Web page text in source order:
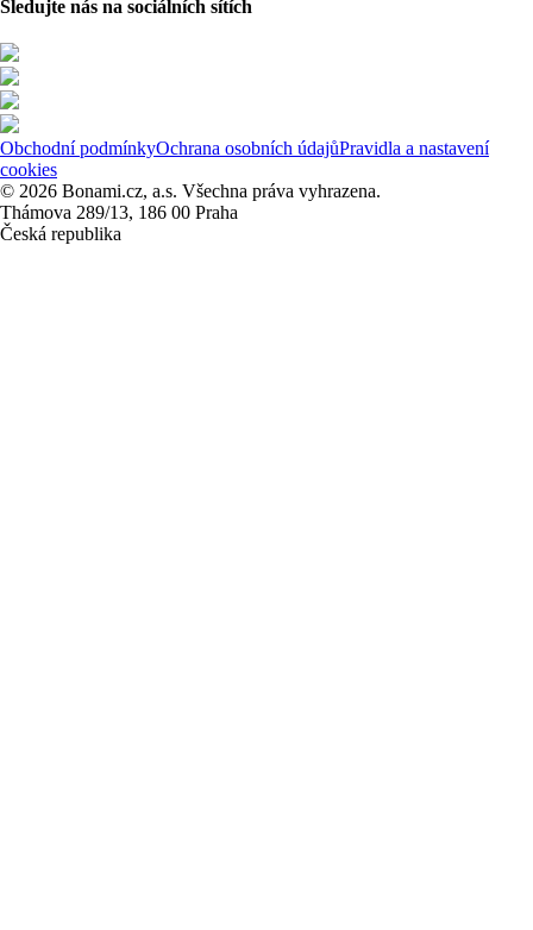
Sledujte nás na sociálních sítích
Obchodní podmínkyOchrana osobních údajůPravidla a nastavení
cookies
© 2026 Bonami.cz, a.s. Všechna práva vyhrazena.
Thámova 289/13, 186 00 Praha
Česká republika